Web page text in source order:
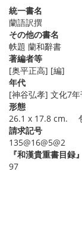
統一書名
蘭語訳撰
その他の書名
帙題 蘭和辭書
著編者等
[奥平正高] [編]
年代
[神谷弘孝] 文化7年
形態
26.1 x 17.8 cm.
請求記号
135@16@5@2
『和漢貴重書目録』
97